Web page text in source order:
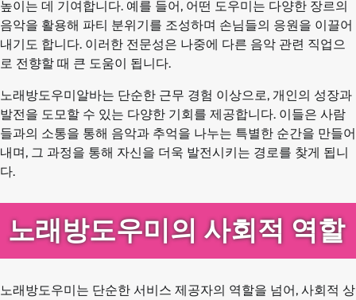
높이는 데 기여합니다. 예를 들어, 어떤 도우미는 다양한 장르의
음악을 활용해 파티 분위기를 조성하며 손님들의 응원을 이끌어
내기도 합니다. 이러한 전문성은 나중에 다른 음악 관련 직업으
로 전향할 때 큰 도움이 됩니다.
노래방도우미알바는 단순한 근무 경험 이상으로, 개인의 성장과
발전을 도모할 수 있는 다양한 기회를 제공합니다. 이들은 사람
들과의 소통을 통해 음악과 추억을 나누는 특별한 순간을 만들어
내며, 그 과정을 통해 자신을 더욱 발전시키는 경로를 찾게 됩니
다.
노래방도우미의 사회적 역할
노래방도우미는 단순한 서비스 제공자의 역할을 넘어, 사회적 상